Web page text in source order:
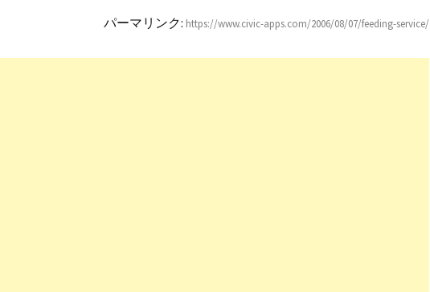
パーマリンク: https://www.civic-apps.com/2006/08/07/feeding-service/